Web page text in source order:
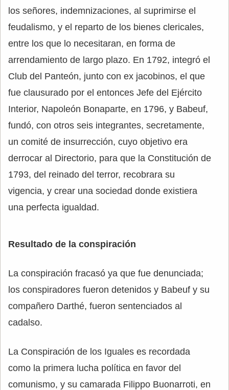
los señores, indemnizaciones, al suprimirse el
feudalismo, y el reparto de los bienes clericales,
entre los que lo necesitaran, en forma de
arrendamiento de largo plazo. En 1792, integró el
Club del Panteón, junto con ex jacobinos, el que
fue clausurado por el entonces Jefe del Ejército
Interior, Napoleón Bonaparte, en 1796, y Babeuf,
fundó, con otros seis integrantes, secretamente,
un comité de insurrección, cuyo objetivo era
derrocar al Directorio, para que la Constitución de
1793, del reinado del terror, recobrara su
vigencia, y crear una sociedad donde existiera
una perfecta igualdad.
Resultado de la conspiración
La conspiración fracasó ya que fue denunciada;
los conspiradores fueron detenidos y Babeuf y su
compañero Darthé, fueron sentenciados al
cadalso.
La Conspiración de los Iguales es recordada
como la primera lucha política en favor del
comunismo, y su camarada Filippo Buonarroti, en